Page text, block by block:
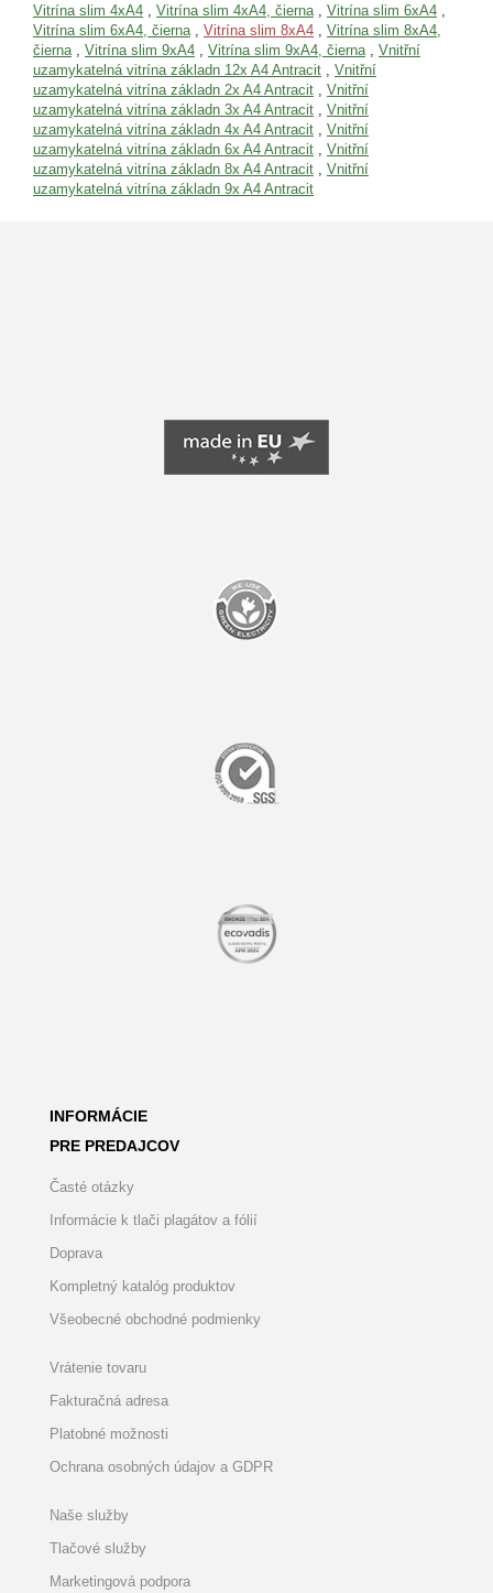
Vitrína slim 4xA4
Vitrína slim 4xA4, čierna Vitrína slim 6xA4
Vitrína slim 6xA4, čierna
Vitrína slim 8xA4
Vitrína slim 8xA4,
čierna
Vitrína slim 9xA4 Vitrína slim 9xA4, čierna
Vnitřní
uzamykatelná vitrína základn 12x A4 Antracit
Vnitřní
uzamykatelná vitrína základn 2x A4 Antracit
Vnitřní
uzamykatelná vitrína základn 3x A4 Antracit
Vnitřní
uzamykatelná vitrína základn 4x A4 Antracit
Vnitřní
uzamykatelná vitrína základn 6x A4 Antracit
Vnitřní
uzamykatelná vitrína základn 8x A4 Antracit
Vnitřní
uzamykatelná vitrína základn 9x A4 Antracit
INFORMÁCIE
PRE PREDAJCOV
Časté otázky
Informácie k tlači plagátov a fólií
Doprava
Kompletný katalóg produktov
Všeobecné obchodné podmienky
Vrátenie tovaru
Fakturačná adresa
Platobné možnosti
Ochrana osobných údajov a GDPR
Naše služby
Tlačové služby
Marketingová podpora